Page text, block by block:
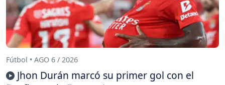
Fútbol • AGO 6 / 2026
Jhon Durán marcó su primer gol con el